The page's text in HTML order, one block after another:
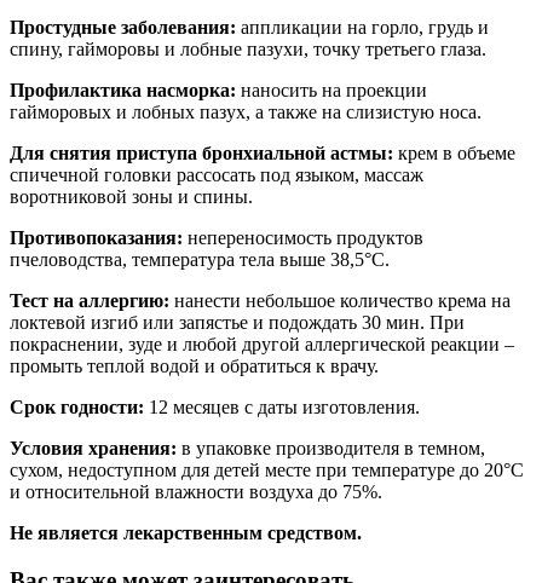
Простудные заболевания: аппликации на горло, грудь и
спину, гайморовы и лобные пазухи, точку третьего глаза.
Профилактика насморка: наносить на проекции
гайморовых и лобных пазух, а также на слизистую носа.
Для снятия приступа бронхиальной астмы: крем в объеме
спичечной головки рассосать под языком, массаж
воротниковой зоны и спины.
Противопоказания: непереносимость продуктов
пчеловодства, температура тела выше 38,5°С.
Тест на аллергию: нанести небольшое количество крема на
локтевой изгиб или запястье и подождать 30 мин. При
покраснении, зуде и любой другой аллергической реакции –
промыть теплой водой и обратиться к врачу.
Срок годности: 12 месяцев с даты изготовления.
Условия хранения: в упаковке производителя в темном,
сухом, недоступном для детей месте при температуре до 20°С
и относительной влажности воздуха до 75%.
Не является лекарственным средством.